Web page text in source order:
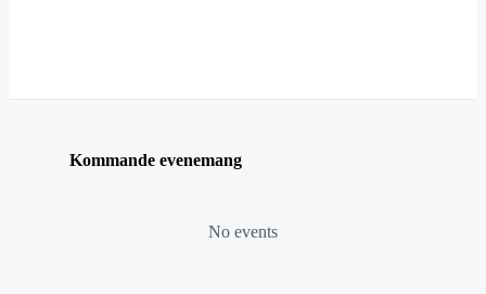
Kommande evenemang
No events